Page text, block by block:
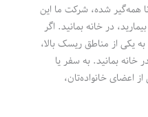
همه‌گیر شده، شرکت ما این
در خانه بمانید. اگر
یکی از مناطق ریسک بالا،
بمانید. به سفر یا
اعضای خانواده‌تان،